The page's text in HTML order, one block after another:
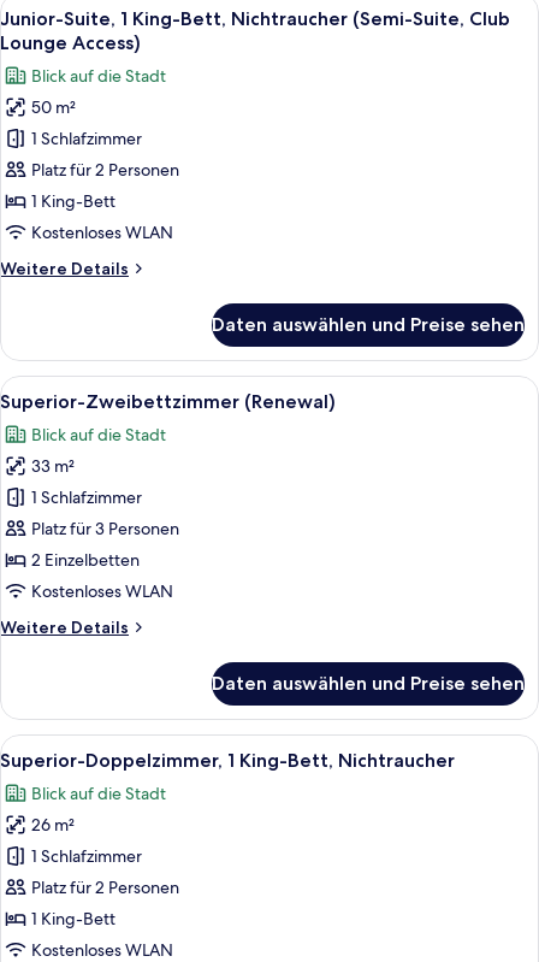
Bett,
Nichtraucher
(Granvia
Deluxe,
Club
Lounge
Access)
Fotos
für
Junior-
Suite,
1 King-
Bett,
Nichtraucher
(Semi-
Club
anzeigen
8
Junior-Suite, 1 King-Bett, Nichtraucher (Semi-Suite, Club
Lounge Access)
Blick auf die Stadt
50 m²
1 Schlafzimmer
Platz für 2 Personen
1 King-Bett
Kostenloses WLAN
Weitere Details
Weitere
Suite,
1 King-
Bett,
Nichtraucher
(Semi-
Suite,
Club
Lounge
Access)
Daten auswählen und Preise sehen
Alle
Fotos
für
Superior-
Zweibettzimmer
(Renewal)
anzeigen
Superior-Zweibettzimmer
6
Superior-Zweibettzimmer (Renewal)
Blick auf die Stadt
33 m²
1 Schlafzimmer
Platz für 3 Personen
2 Einzelbetten
Kostenloses WLAN
Weitere Details
Weitere
Zweibettzimmer
(Renewal)
Daten auswählen und Preise sehen
Alle
Fotos
für
Superior-
Doppelzimmer,
1 King-
Bett,
Nichtraucher
Ein modernes Hotelzimmer mit
6
Superior-Doppelzimmer, 1 King-Bett, Nichtraucher
Blick auf die Stadt
26 m²
1 Schlafzimmer
Platz für 2 Personen
1 King-Bett
Kostenloses WLAN